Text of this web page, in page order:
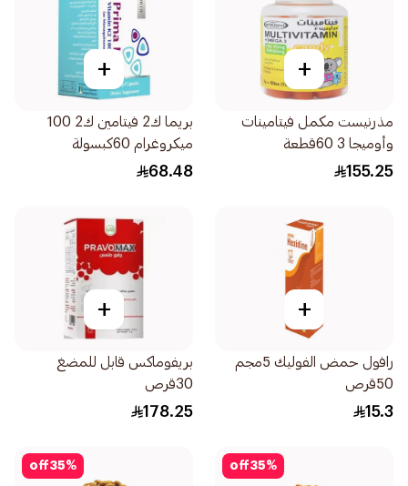
+
مذرنيست مكمل فيتامينات
وأوميجا 3 60قطعة
155.25
+
بريما ك2 فيتامين ك2 100
ميكروغرام 60كبسولة
68.48
+
رافول حمض الفوليك 5مجم
50قرص
15.3
+
بريفوماكس قابل للمضغ
30قرص
178.25
35%
off
35%
off